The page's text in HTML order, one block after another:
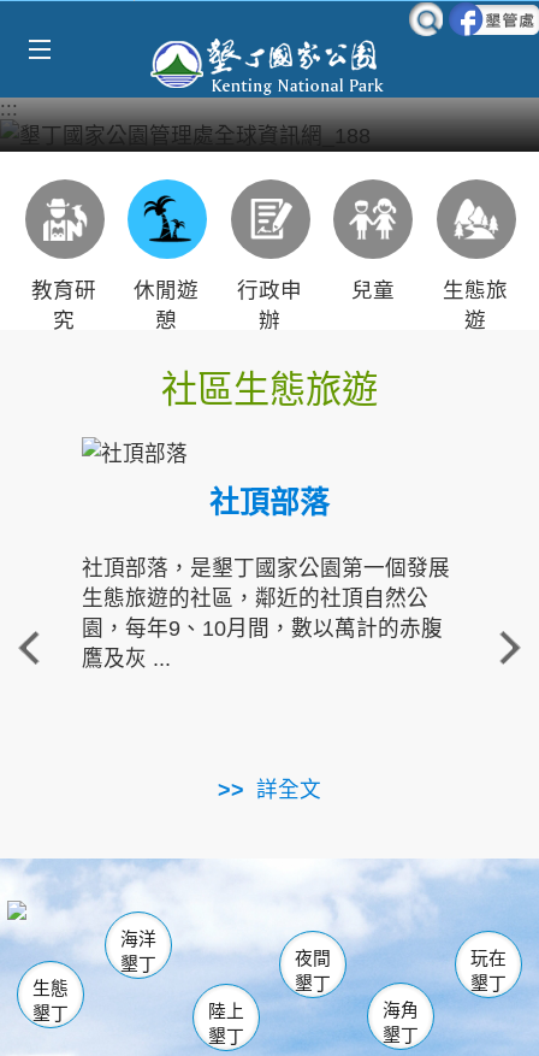
:::
教育研
究
休閒遊
憩
行政申
辦
兒童
生態旅
遊
社區生態旅遊
社頂部落
社頂部落，是墾丁國家公園第一個發展
生態旅遊的社區，鄰近的社頂自然公
園，每年9、10月間，數以萬計的赤腹
鷹及灰 ...
詳全文
重
走進
南仁湖
海生館
恆春 佳樂水
龍鑾潭自然中心 森林遊樂區
瓊麻館
關山 墾管處遊客中心
社頂公園 風吹沙
船帆石
白砂 龍磐公園
香蕉灣
砂島
鵝鑾鼻
生態
墾丁
海洋
墾丁
陸上
墾丁
夜間
墾丁
海角
墾丁
玩在
墾丁